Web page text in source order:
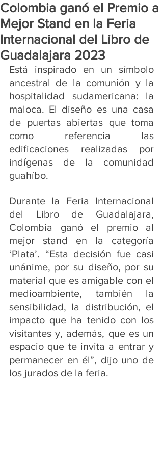
Colombia ganó el Premio a
Mejor Stand en la Feria
Internacional del Libro de
Guadalajara 2023
Está inspirado en un símbolo
ancestral de la comunión y la
hospitalidad sudamericana: la
maloca. El diseño es una casa
de puertas abiertas que toma
como referencia las
edificaciones realizadas por
indígenas de la comunidad
guahíbo.
Durante la Feria Internacional
del Libro de Guadalajara,
Colombia ganó el premio al
mejor stand en la categoría
‘Plata’. “Esta decisión fue casi
unánime, por su diseño, por su
material que es amigable con el
medioambiente, también la
sensibilidad, la distribución, el
impacto que ha tenido con los
visitantes y, además, que es un
espacio que te invita a entrar y
permanecer en él”, dijo uno de
los jurados de la feria.